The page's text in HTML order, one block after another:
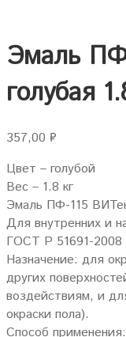
Эмаль
голубая
357,00 ₽
Цвет – голубой
Вес – 1.8 кг
Эмаль ПФ-115
Для внутренних и
ГОСТ P 51691-2008
Назначение: для
других
воздействиям, и
окраски пола).
Способ